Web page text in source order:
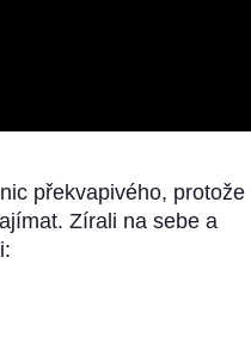
překvapivého, protože
Zírali na sebe a